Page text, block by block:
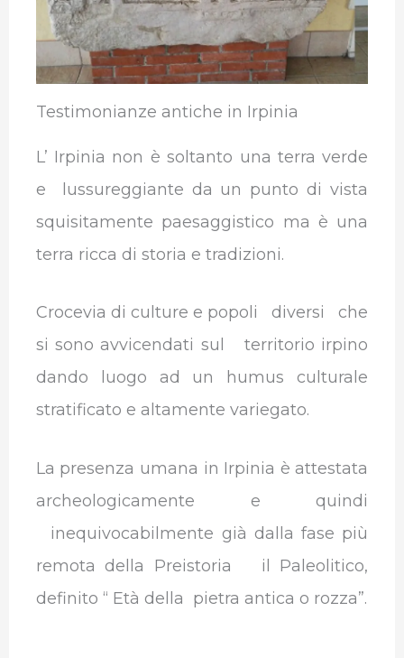
o r
n
p
p
a
m
Testimonianze antiche in Irpinia
L’ Irpinia non è soltanto una terra verde
e lussureggiante da un punto di vista
squisitamente paesaggistico ma è una
terra ricca di storia e tradizioni.
Crocevia di culture e popoli diversi che
si sono avvicendati sul territorio irpino
dando luogo ad un humus culturale
stratificato e altamente variegato.
La presenza umana in Irpinia è attestata
archeologicamente e quindi
inequivocabilmente già dalla fase più
remota della Preistoria il Paleolitico,
definito “ Età della pietra antica o rozza”.